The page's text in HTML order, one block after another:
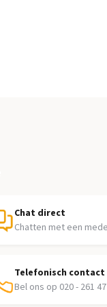
Chat direct
Chatten met een
Telefonisch contact
Bel ons op 020 - 261